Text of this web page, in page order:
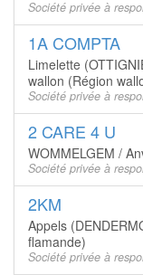
Société privée à
1A COMPTA
Limelette
wallon (Région
Société privée à
2 CARE 4 U
WOMMELGEM /
Société privée à
2KM
Appels
flamande)
Société privée à